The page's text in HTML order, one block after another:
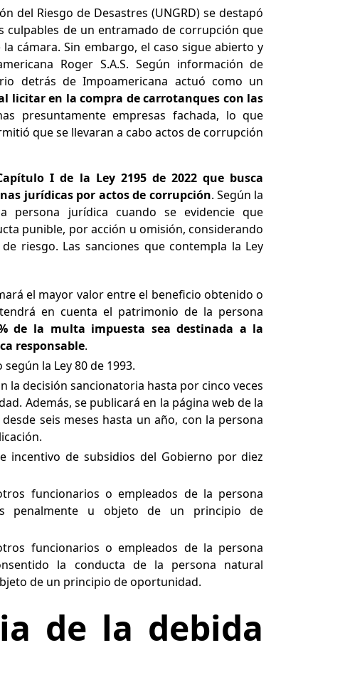
del Riesgo de Desastres (UNGRD) se destapó
culpables de un entramado de corrupción que
cámara. Sin embargo, el caso sigue abierto y
Roger S.A.S. Según información de
detrás de Impoamericana actuó como un
licitar en la compra de carrotanques con las
presuntamente empresas fachada, lo que
que se llevaran a cabo actos de corrupción
I de la Ley 2195 de 2022 que busca
jurídicas por actos de corrupción. Según la
persona jurídica cuando se evidencie que
punible, por acción u omisión, considerando
riesgo. Las sanciones que contempla la Ley
el mayor valor entre el beneficio obtenido o
en cuenta el patrimonio de la persona
de la multa impuesta sea destinada a la
responsable.
la Ley 80 de 1993.
la decisión sancionatoria hasta por cinco veces
Además, se publicará en la página web de la
seis meses hasta un año, con la persona
incentivo de subsidios del Gobierno por diez
funcionarios o empleados de la persona
penalmente u objeto de un principio de
funcionarios o empleados de la persona
la conducta de la persona natural
de un principio de oportunidad.
de la debida